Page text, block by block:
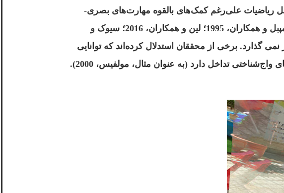
ریاضیات علی‌رغم کمک‌های بالقوه مهارت‌های بصری-
فضایی در خواندن و ریاضیات، نتایج بحث‌انگیز در مورد مکانیسم‌های اساسی وجود دارد (به عنوان مثال، کمپبل و همکاران، 1995؛ لین و همکاران، 2016؛ سیوک و
گذارد. برخی از محققان استدلال کرده‌اند که توانایی
بصری-فضایی ممکن است نشانگر یک مشکل ادراکی اساسی‌تر باشد که با حوزه‌های مختلف مانند دسته‌های واج‌شناختی تداخل دارد (به عنوان مثال، مولفیس، 2000).